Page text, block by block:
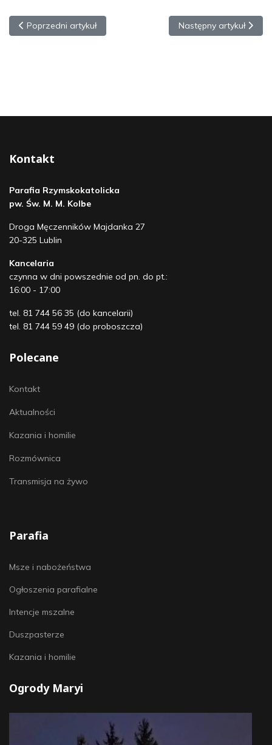
Poprzedni artykuł: INTENCJE MSZALNE XV Niedziela Zwykła
Poprzedni artykuł Następny artykuł:
Następny artykuł
Kontakt
Parafia Rzymskokatolicka
pw. Św. M. M. Kolbe
Droga Męczenników Majdanka 27
20-325 Lublin
Kancelaria
czynna w dni powszednie od pn. do pt.:
16:00 - 17:00
tel. 81 744 56 35 (do kancelarii)
tel. 81 744 59 49 (do proboszcza)
Polecane
Kontakt
Aktualności
Kazania i homilie
Rozmównica
Transmisja na żywo
Parafia
Msze i nabożeństwa
Ogłoszenia parafialne
Intencje mszalne
Duszpasterze
Kazania i homilie
Ogrody Maryi